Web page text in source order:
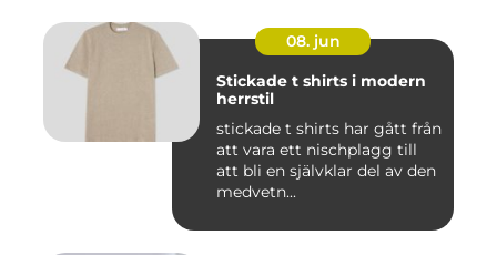
08. jun
Stickade t shirts i modern
herrstil
stickade t shirts har gått från
att vara ett nischplagg till
att bli en självklar del av den
medvetn...